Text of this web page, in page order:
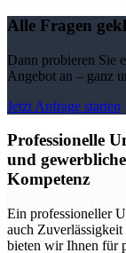
Alle Fragen
Dann probieren Sie
Angebot an – ganz
Jetzt Anfrage starten
Professionelle
und
Kompetenz
Ein professioneller
auch
bieten wir Ihnen für